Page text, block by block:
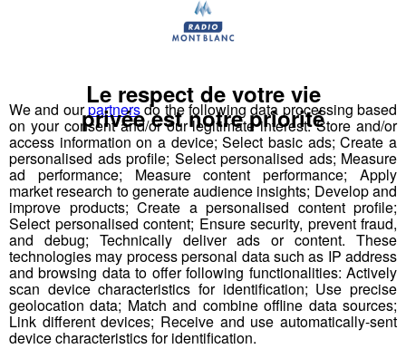
Scionzier : le quartier du Crozet
va faire peau neuve
Publié par La Rédaction Radio Mont Blanc-10 avril 2019 à
09h25- Mis à jour le 10 avril 2019 à 09h31
Radio Mont Blanc
Actus
Société
We and ourpartnersdo the following data processing based
on your consent and/or our legitimate interest: Store and/or
access information on a device; Select basic ads; Create a
personalised ads profile; Select personalised ads; Measure
ad performance; Measure content performance; Apply
market research to generate audience insights; Develop and
improve products; Create a personalised content profile;
Select personalised content; Ensure security, prevent fraud,
and debug; Technically deliver ads or content. These
technologies may process personal data such as IP address
and browsing data to offer following functionalities: Actively
scan device characteristics for identification; Use precise
geolocation data; Match and combine offline data sources;
Link different devices; Receive and use automatically-sent
device characteristics for identification.
Le respect de votre vie
privée est notre priorité